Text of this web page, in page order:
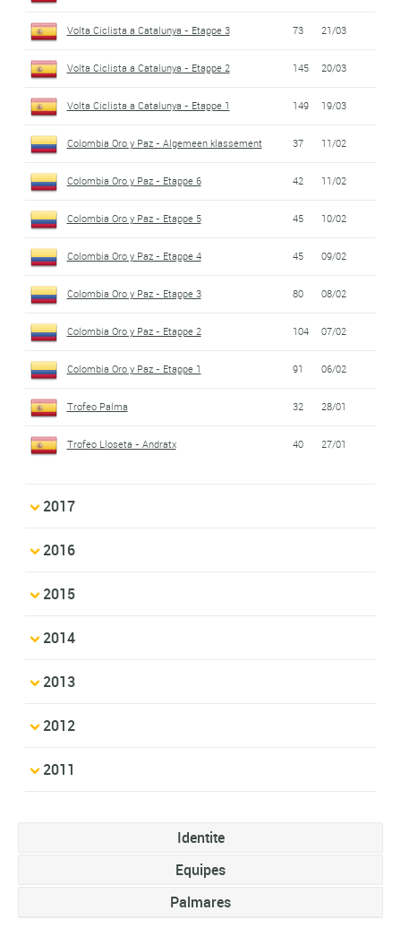
Volta Ciclista a Catalunya - Etappe 3 73 21/03
Volta Ciclista a Catalunya - Etappe 2 145 20/03
Volta Ciclista a Catalunya - Etappe 1 149 19/03
Colombia Oro y Paz - Algemeen klassement 37 11/02
Colombia Oro y Paz - Etappe 6 42 11/02
Colombia Oro y Paz - Etappe 5 45 10/02
Colombia Oro y Paz - Etappe 4 45 09/02
Colombia Oro y Paz - Etappe 3 80 08/02
Colombia Oro y Paz - Etappe 2 104 07/02
Colombia Oro y Paz - Etappe 1 91 06/02
Trofeo Palma 32 28/01
Trofeo Lloseta - Andratx 40 27/01
2017
2016
2015
2014
2013
2012
2011
Identite
Equipes
Palmares